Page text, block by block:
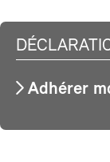
Adhérer